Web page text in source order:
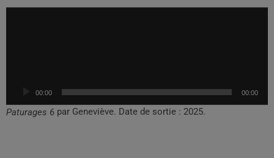
a
00:00 00:00
Paturages 6 par Geneviève. Date de sortie : 2025.